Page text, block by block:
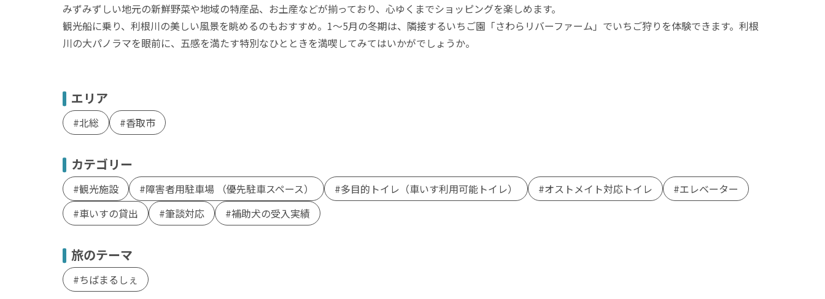
みずみずしい地元の新鮮野菜や地域の特産品、お土産などが揃っており、心ゆくまでショッピングを楽しめます。
観光船に乗り、利根川の美しい風景を眺めるのもおすすめ。1～5月の冬期は、隣接するいちご園「さわらリバーファーム」でいちご狩りを体験できます。利根
川の大パノラマを眼前に、五感を満たす特別なひとときを満喫してみてはいかがでしょうか。
エリア
北総 香取市
カテゴリー
観光施設 障害者用駐車場 （優先駐車スペース） 多目的トイレ（車いす利用可能トイレ） オストメイト対応トイレ
エレベーター
車いすの貸出
筆談対応 補助犬の受入実績
旅のテーマ
ちばまるしぇ